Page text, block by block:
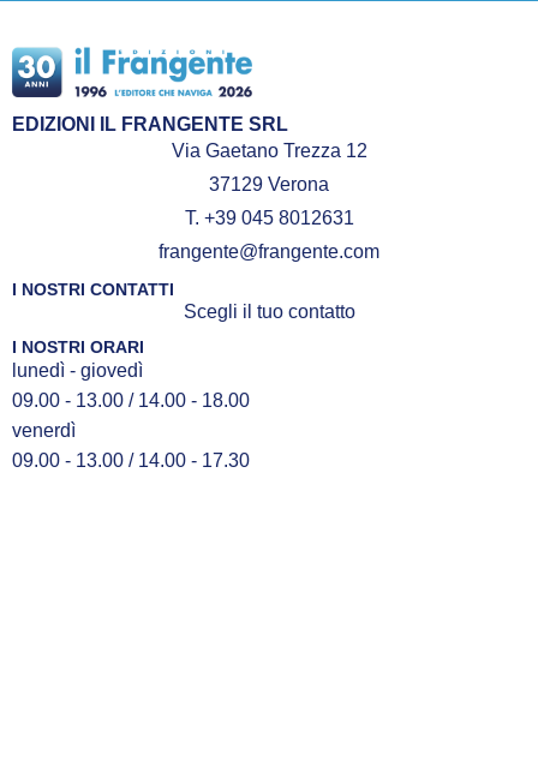
EDIZIONI IL FRANGENTE SRL
Via Gaetano Trezza 12
37129 Verona
T. +39 045 8012631
frangente@frangente.com
I NOSTRI CONTATTI
Scegli il tuo contatto
I NOSTRI ORARI
lunedì - giovedì
09.00 - 13.00 / 14.00 - 18.00
venerdì
09.00 - 13.00 / 14.00 - 17.30